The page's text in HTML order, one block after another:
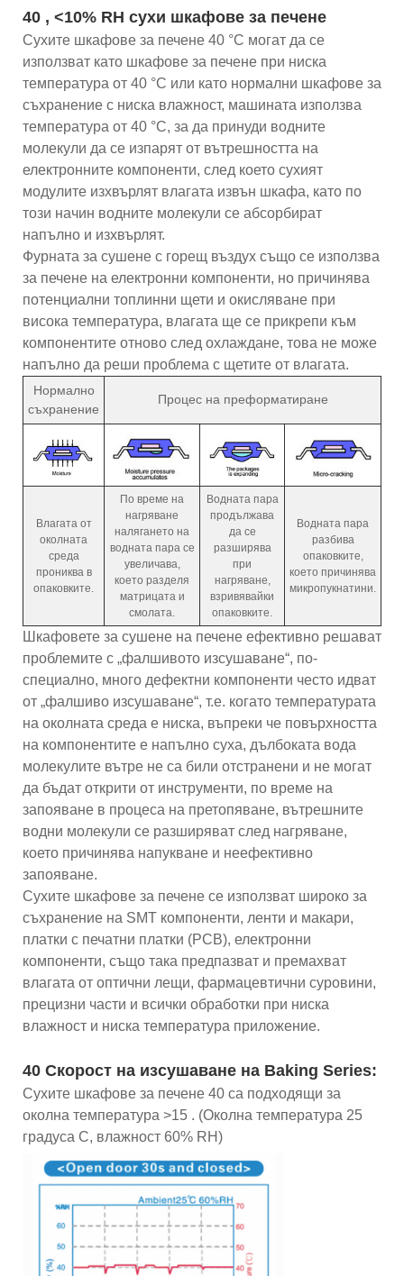
40 , <10% RH сухи шкафове за печене
Сухите шкафове за печене 40 °C могат да се
използват като шкафове за печене при ниска
температура от 40 °C или като нормални шкафове за
съхранение с ниска влажност, машината използва
температура от 40 °C, за да принуди водните
молекули да се изпарят от вътрешността на
електронните компоненти, след което сухият
модулите изхвърлят влагата извън шкафа, като по
този начин водните молекули се абсорбират
напълно и изхвърлят.
Фурната за сушене с горещ въздух също се използва
за печене на електронни компоненти, но причинява
потенциални топлинни щети и окисляване при
висока температура, влагата ще се прикрепи към
компонентите отново след охлаждане, това не може
напълно да реши проблема с щетите от влагата.
Нормално
съхранение
Процес на преформатиране
Влагата от
околната
среда
прониква в
опаковките.
По време на
нагряване
налягането на
водната пара се
увеличава,
което разделя
матрицата и
смолата.
Водната пара
продължава
да се
разширява
при
нагряване,
взривявайки
опаковките.
Водната пара
разбива
опаковките,
което причинява
микропукнатини.
Шкафовете за сушене на печене ефективно решават
проблемите с „фалшивото изсушаване“, по-
специално, много дефектни компоненти често идват
от „фалшиво изсушаване“, т.е. когато температурата
на околната среда е ниска, въпреки че повърхността
на компонентите е напълно суха, дълбоката вода
молекулите вътре не са били отстранени и не могат
да бъдат открити от инструменти, по време на
запояване в процеса на претопяване, вътрешните
водни молекули се разширяват след нагряване,
което причинява напукване и неефективно
запояване.
Сухите шкафове за печене се използват широко за
съхранение на SMT компоненти, ленти и макари,
платки с печатни платки (PCB), електронни
компоненти, също така предпазват и премахват
влагата от оптични лещи, фармацевтични суровини,
прецизни части и всички обработки при ниска
влажност и ниска температура приложение.
40 Скорост на изсушаване на Baking Series:
Сухите шкафове за печене 40 са подходящи за
околна температура >15 . (Околна температура 25
градуса C, влажност 60% RH)